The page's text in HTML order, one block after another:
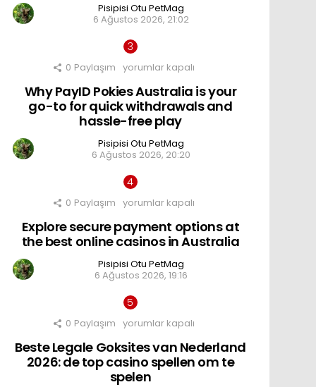
Best
Online
Australia
için
Pisipisi Otu PetMag
6 Ağustos 2026, 21:02
0 Paylaşım
Why
Pokies
Australia
is
your
to
for
withdrawals
and
hassle-
play
için
yorumlar kapalı
Why PayID Pokies Australia is your
go-to for quick withdrawals and
hassle-free play
Pisipisi Otu PetMag
6 Ağustos 2026, 20:20
0 Paylaşım
Explore
payment
options
at
the
best
online
casinos
in
için
yorumlar kapalı
Explore secure payment options at
the best online casinos in Australia
Pisipisi Otu PetMag
6 Ağustos 2026, 19:16
0 Paylaşım
Beste
Goksites
van
Nederland
2026:
yorumlar kapalı
Beste Legale Goksites van Nederland
2026: de top casino spellen om te
spelen